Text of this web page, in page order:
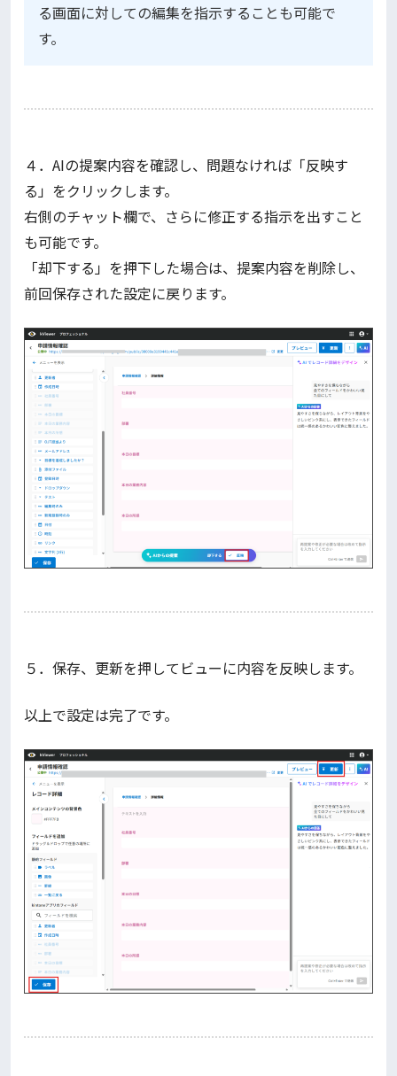
る画面に対しての編集を指示することも可能で
す。
４．AIの提案内容を確認し、問題なければ「反映す
る」をクリックします。
右側のチャット欄で、さらに修正する指示を出すこと
も可能です。
「却下する」を押下した場合は、提案内容を削除し、
前回保存された設定に戻ります。
５．保存、更新を押してビューに内容を反映します。
以上で設定は完了です。